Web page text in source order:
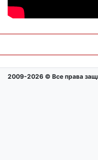
2009-2026 © Все права